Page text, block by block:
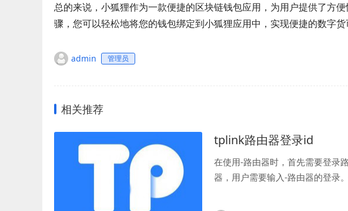
总的来说，小狐狸作为一款便捷的区块链钱包应用，为用户提供了方
骤，您可以轻松地将您的钱包绑定到小狐狸应用中，实现便捷的数字货
admin 管理员
相关推荐
tplink路由器登录id
在使用-路由器时，首先需要登录
器，用户需要输入-路由器的登录